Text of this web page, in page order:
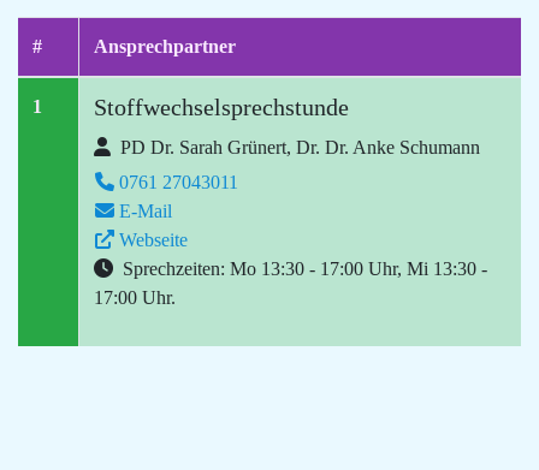
# Ansprechpartner
1 Stoffwechselsprechstunde
PD Dr. Sarah Grünert, Dr. Dr. Anke Schumann
0761 27043011
E-Mail
Webseite
Sprechzeiten: Mo 13:30 - 17:00 Uhr, Mi 13:30 -
17:00 Uhr.